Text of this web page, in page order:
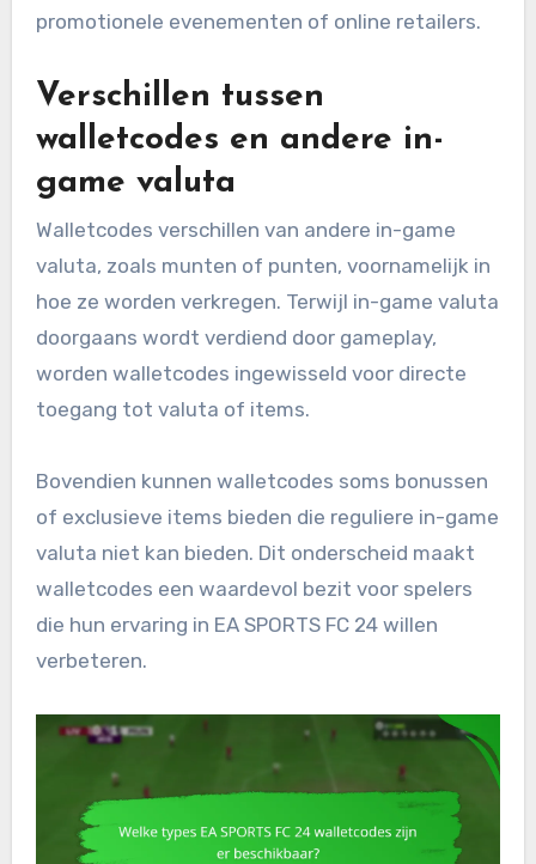
promotionele evenementen of online retailers.
Verschillen tussen
walletcodes en andere in-
game valuta
Walletcodes verschillen van andere in-game
valuta, zoals munten of punten, voornamelijk in
hoe ze worden verkregen. Terwijl in-game valuta
doorgaans wordt verdiend door gameplay,
worden walletcodes ingewisseld voor directe
toegang tot valuta of items.
Bovendien kunnen walletcodes soms bonussen
of exclusieve items bieden die reguliere in-game
valuta niet kan bieden. Dit onderscheid maakt
walletcodes een waardevol bezit voor spelers
die hun ervaring in EA SPORTS FC 24 willen
verbeteren.